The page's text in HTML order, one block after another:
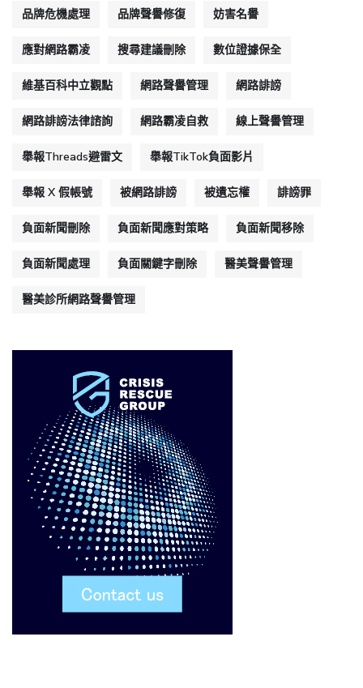
品牌危機處理 品牌聲譽修復 妨害名譽
應對網路霸凌 搜尋建議刪除 數位證據保全
維基百科中立觀點 網路聲譽管理 網路誹謗
網路誹謗法律諮詢 網路霸凌自救 線上聲譽管理
舉報Threads避雷文 舉報TikTok負面影片
舉報 X 假帳號 被網路誹謗 被遺忘權 誹謗罪
負面新聞刪除 負面新聞應對策略 負面新聞移除
負面新聞處理 負面關鍵字刪除 醫美聲譽管理
醫美診所網路聲譽管理